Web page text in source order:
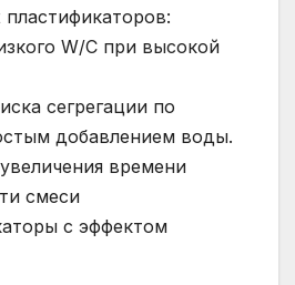
W/C при высокой
сегрегации по
добавлением воды.
времени
смеси
с эффектом